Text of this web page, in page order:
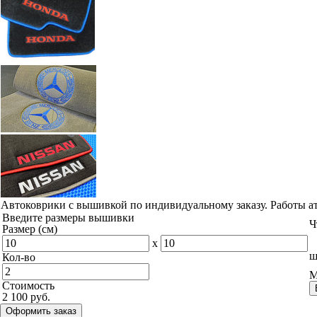
Автоковрики с вышивкой по индивидуальному заказу. Работы
Введите размеры вышивки
Размер (см)
x
Кол-во
Стоимость
2 100 руб.
Оформить заказ